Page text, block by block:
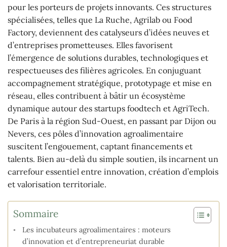
pour les porteurs de projets innovants. Ces structures
spécialisées, telles que La Ruche, Agrilab ou Food
Factory, deviennent des catalyseurs d’idées neuves et
d’entreprises prometteuses. Elles favorisent
l’émergence de solutions durables, technologiques et
respectueuses des filières agricoles. En conjuguant
accompagnement stratégique, prototypage et mise en
réseau, elles contribuent à bâtir un écosystème
dynamique autour des startups foodtech et AgriTech.
De Paris à la région Sud-Ouest, en passant par Dijon ou
Nevers, ces pôles d’innovation agroalimentaire
suscitent l’engouement, captant financements et
talents. Bien au-delà du simple soutien, ils incarnent un
carrefour essentiel entre innovation, création d’emplois
et valorisation territoriale.
Sommaire
Les incubateurs agroalimentaires : moteurs
d’innovation et d’entrepreneuriat durable